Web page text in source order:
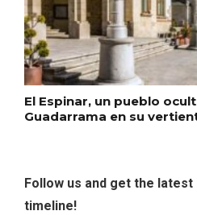
El Espinar, un pueblo
Guadarrama en su
Follow us and get the
timeline!
Porrón de Citas de
Roa